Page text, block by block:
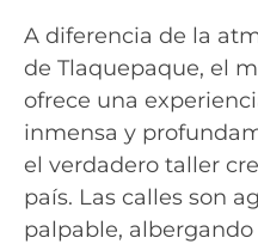
A diferencia de la
de Tlaquepaque, el
ofrece una
inmensa y
el verdadero taller
país. Las calles son
palpable,